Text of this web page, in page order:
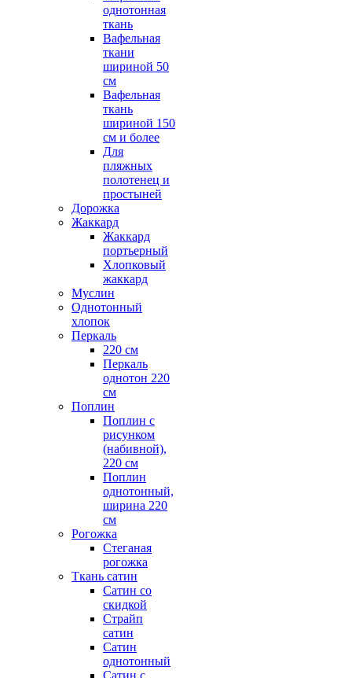
однотонная
ткань
Вафельная
ткани
шириной 50
см
Вафельная
ткань
шириной 150
см и более
Для
пляжных
полотенец и
простыней
Дорожка
Жаккард
Жаккард
портьерный
Хлопковый
жаккард
Муслин
Однотонный
хлопок
Перкаль
220 см
Перкаль
однотон 220
см
Поплин
Поплин с
рисунком
(набивной),
220 см
Поплин
однотонный,
ширина 220
см
Рогожка
Стеганая
рогожка
Ткань сатин
Сатин со
скидкой
Страйп
сатин
Сатин
однотонный
Сатин с